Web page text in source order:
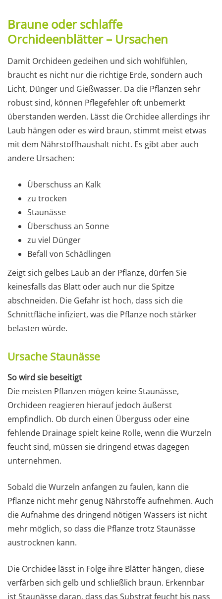
Braune oder schlaffe
Orchideenblätter – Ursachen
Damit Orchideen gedeihen und sich wohlfühlen,
braucht es nicht nur die richtige Erde, sondern auch
Licht, Dünger und Gießwasser. Da die Pflanzen sehr
robust sind, können Pflegefehler oft unbemerkt
überstanden werden. Lässt die Orchidee allerdings ihr
Laub hängen oder es wird braun, stimmt meist etwas
mit dem Nährstoffhaushalt nicht. Es gibt aber auch
andere Ursachen:
Überschuss an Kalk
zu trocken
Staunässe
Überschuss an Sonne
zu viel Dünger
Befall von Schädlingen
Zeigt sich gelbes Laub an der Pflanze, dürfen Sie
keinesfalls das Blatt oder auch nur die Spitze
abschneiden. Die Gefahr ist hoch, dass sich die
Schnittfläche infiziert, was die Pflanze noch stärker
belasten würde.
Ursache Staunässe
So wird sie beseitigt
Die meisten Pflanzen mögen keine Staunässe,
Orchideen reagieren hierauf jedoch äußerst
empfindlich. Ob durch einen Überguss oder eine
fehlende Drainage spielt keine Rolle, wenn die Wurzeln
feucht sind, müssen sie dringend etwas dagegen
unternehmen.
Sobald die Wurzeln anfangen zu faulen, kann die
Pflanze nicht mehr genug Nährstoffe aufnehmen. Auch
die Aufnahme des dringend nötigen Wassers ist nicht
mehr möglich, so dass die Pflanze trotz Staunässe
austrocknen kann.
Die Orchidee lässt in Folge ihre Blätter hängen, diese
verfärben sich gelb und schließlich braun. Erkennbar
ist Staunässe daran, dass das Substrat feucht bis nass